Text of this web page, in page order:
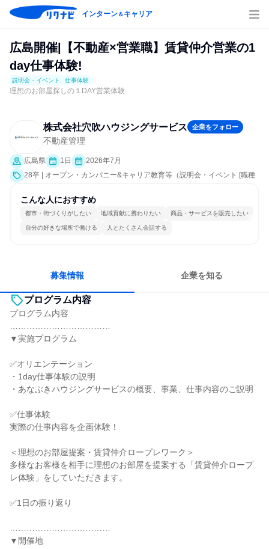
インターン＆キャリア
広島開催|【不動産×営業職】賃貸仲介営業の1
day仕事体験!
説明会・イベント 仕事体験
理想のお部屋探しの１DAY営業体験
株式会社穴吹ハウジングサービス 企業をフォロー
不動産管理
広島県 1日
2026年7月
28卒 | オープン・カンパニー&キャリア教育等（説明会・イベント [職種
界研究]、仕事体験）
こんな人におすすめ
都市・街づくりがしたい 地域貢献に携わりたい 商品・サービスを販売したい
自分の好きな場所で働ける 人とたくさん会話する
募集情報 企業を知る
プログラム内容
プログラム内容
▼実施プログラム
✅オリエンテーション
・1day仕事体験の説明
・あなぶきハウジングサービスの概要、事業、仕事内容のご説明
✅仕事体験
実際の仕事内容を企画体験！
＜理想のお部屋提案・賃貸仲介ロープレワーク＞
多様なお客様を相手に理想のお部屋を提案する「賃貸仲介ロープ
レ体験」をしていただきます。
✅1日の振り返り
▼開催地